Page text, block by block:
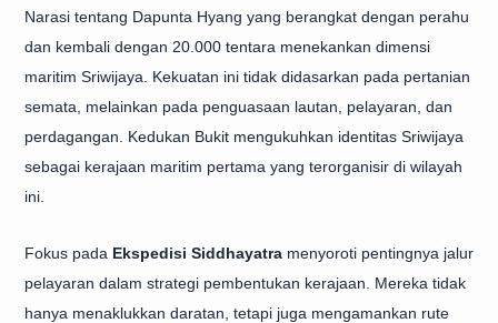
Narasi tentang Dapunta Hyang yang berangkat dengan perahu
dan kembali dengan 20.000 tentara menekankan dimensi
maritim Sriwijaya. Kekuatan ini tidak didasarkan pada pertanian
semata, melainkan pada penguasaan lautan, pelayaran, dan
perdagangan. Kedukan Bukit mengukuhkan identitas Sriwijaya
sebagai kerajaan maritim pertama yang terorganisir di wilayah
ini.
Fokus pada Ekspedisi Siddhayatra menyoroti pentingnya jalur
pelayaran dalam strategi pembentukan kerajaan. Mereka tidak
hanya menaklukkan daratan, tetapi juga mengamankan rute